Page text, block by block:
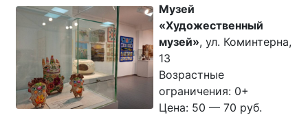
Музей
«Художественный
музей», ул. Коминтерна,
13
Возрастные
ограничения: 0+
Цена: 50 — 70 руб.